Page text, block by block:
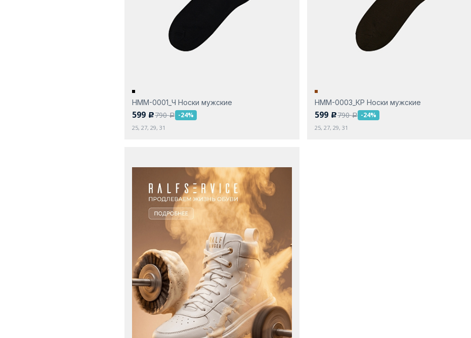
НММ-0001_Ч Носки мужские
599 c790a -24%
25, 27, 29, 31
НММ-0003_КР Носки мужские
599 c790a -24%
25, 27, 29, 31